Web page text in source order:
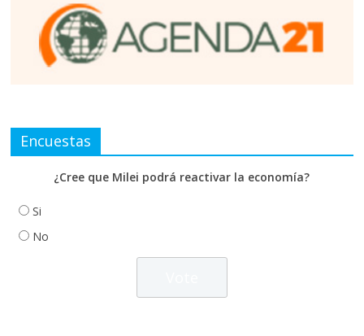
Encuestas
¿Cree que Milei podrá reactivar la economía?
Si
No